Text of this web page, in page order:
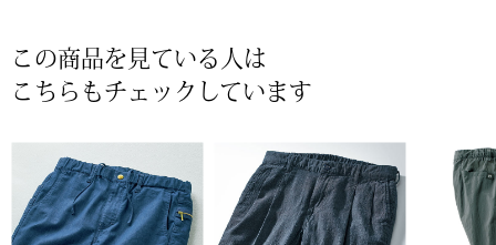
【特集】
この商品を見ている人は
こちらもチェックしています